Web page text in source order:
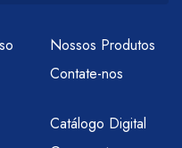
Nossos Produtos
Contate-nos
Catálogo Digital